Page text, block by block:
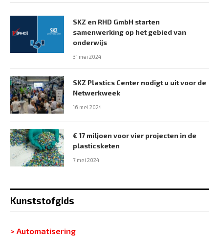
SKZ en RHD GmbH starten
samenwerking op het gebied van
onderwijs
31 mei 2024
SKZ Plastics Center nodigt u uit voor de
Netwerkweek
16 mei 2024
€ 17 miljoen voor vier projecten in de
plasticsketen
7 mei 2024
Kunststofgids
> Automatisering